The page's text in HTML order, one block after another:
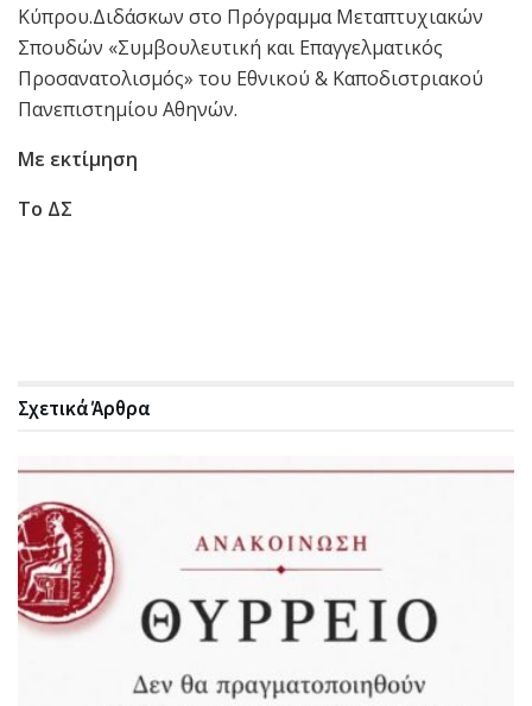
Κύπρου.Διδάσκων στο Πρόγραμμα Μεταπτυχιακών
Σπουδών «Συμβουλευτική και Επαγγελματικός
Προσανατολισμός» του Εθνικού & Καποδιστριακού
Πανεπιστημίου Αθηνών.
Με εκτίμηση
Το ΔΣ
ΣχετικάΆρθρα